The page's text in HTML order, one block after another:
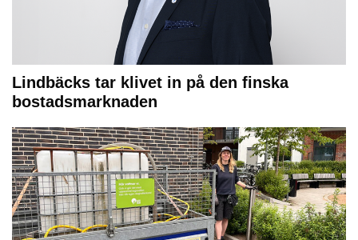
Lindbäcks tar klivet in på den finska
bostadsmarknaden